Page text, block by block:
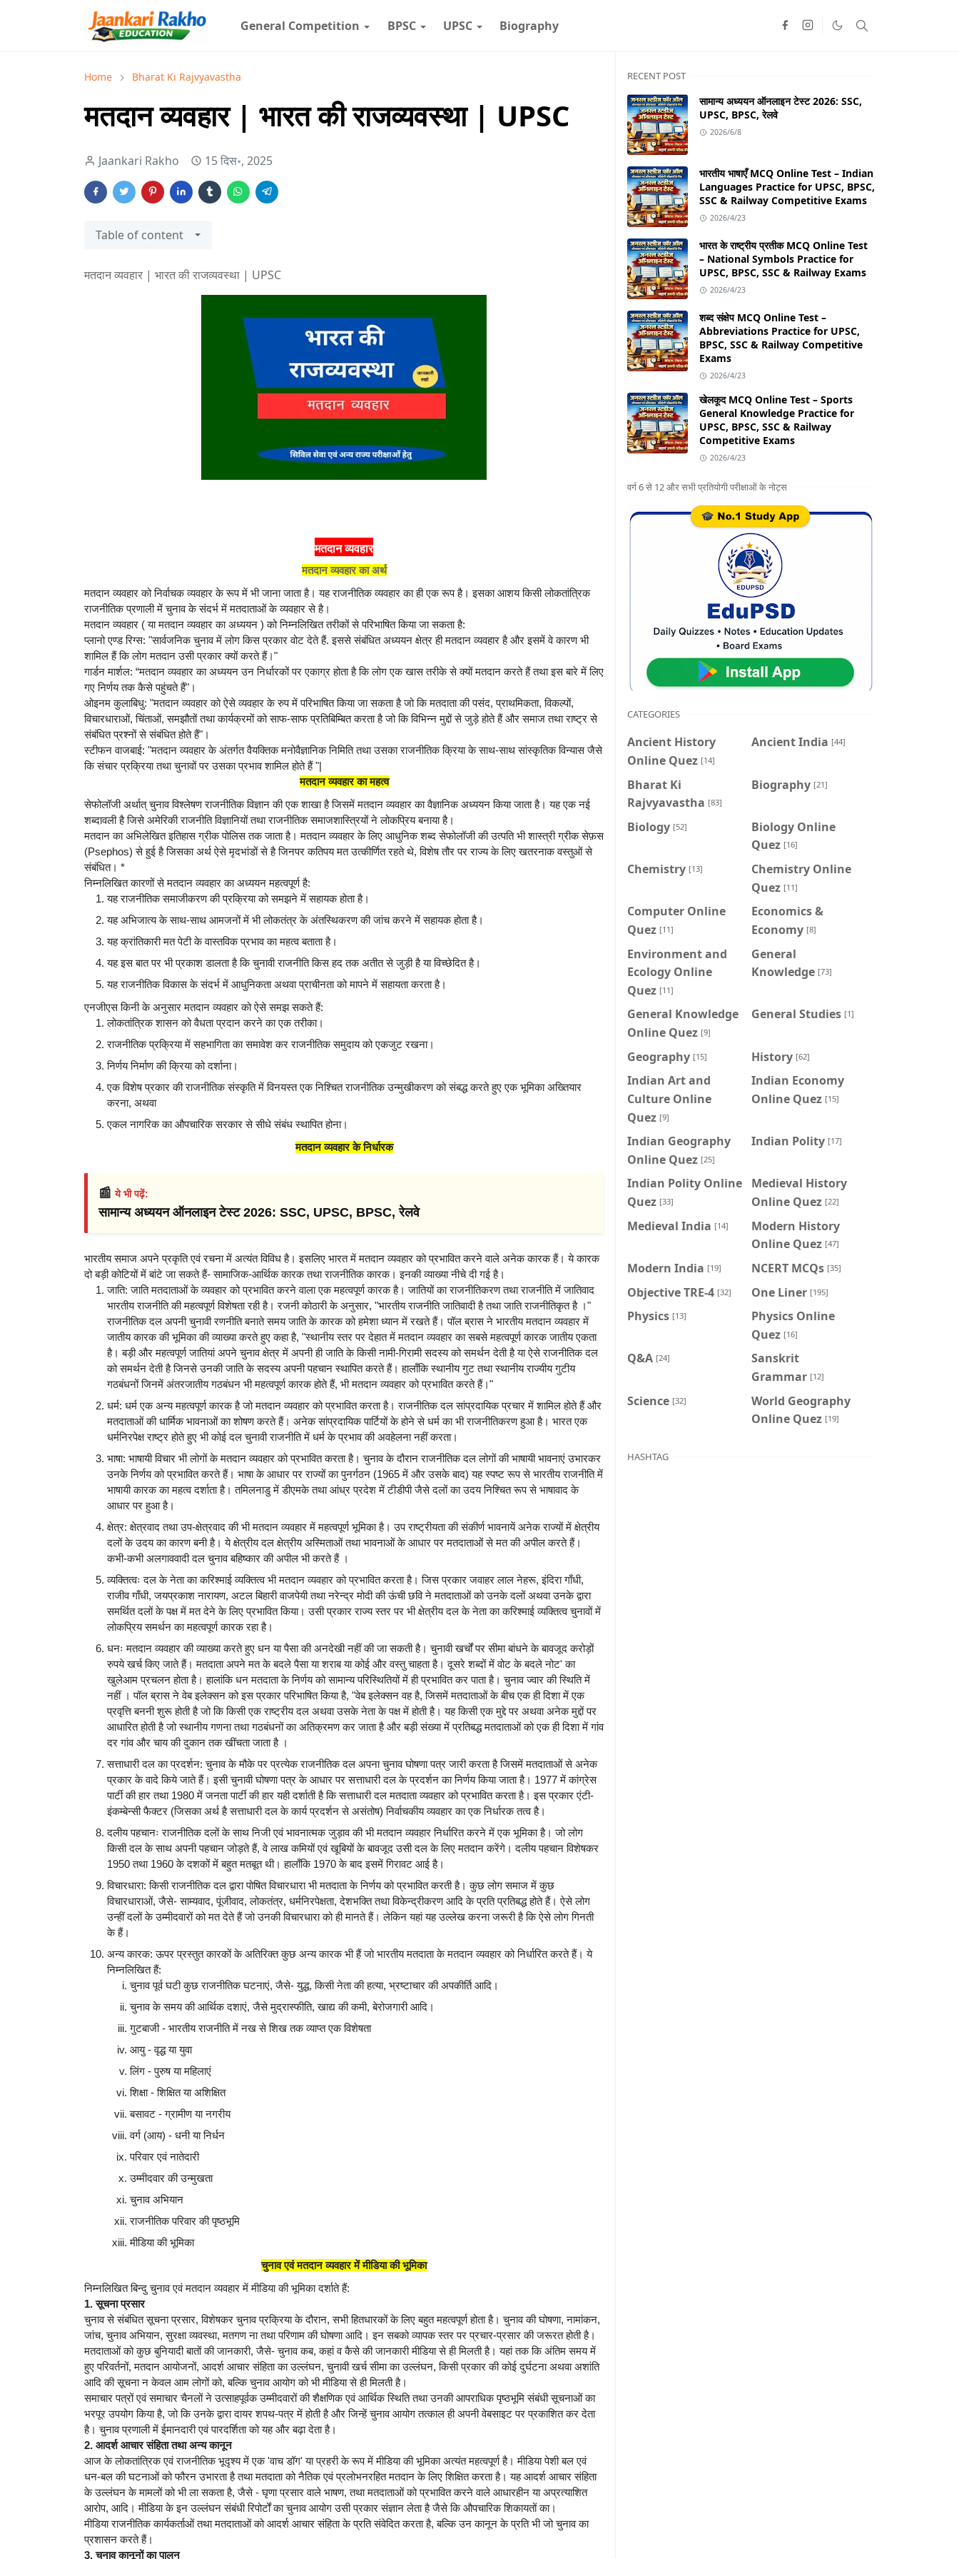
General Competition BPSC UPSC Biography
Home Bharat Ki Rajvyavastha
मतदान व्यवहार | भारत की राजव्यवस्था | UPSC
Jaankari Rakho 15 दिस॰, 2025
Table of content
मतदान व्यवहार | भारत की राजव्यवस्था | UPSC
मतदान व्यवहार
मतदान व्यवहार का अर्थ
मतदान व्यवहार को निर्वाचक व्यवहार के रूप में भी जाना जाता है। यह राजनीतिक व्यवहार का ही एक रूप है। इसका आशय किसी लोकतांत्रिक
राजनीतिक प्रणाली में चुनाव के संदर्भ में मतदाताओं के व्यवहार से है।
मतदान व्यवहार ( या मतदान व्यवहार का अध्ययन ) को निम्नलिखित तरीकों से परिभाषित किया जा सकता है:
प्लानो एण्ड रिग्स: "सार्वजनिक चुनाव में लोग किस प्रकार वोट देते हैं. इससे संबंधित अध्ययन क्षेत्र ही मतदान व्यवहार है और इसमें वे कारण भी
शामिल हैं कि लोग मतदान उसी प्रकार क्यों करते हैं।"
गार्डन मार्शल: “मतदान व्यवहार का अध्ययन उन निर्धारकों पर एकाग्र होता है कि लोग एक खास तरीके से क्यों मतदान करते हैं तथा इस बारे में लिए
गए निर्णय तक कैसे पहुंचते हैं"।
ओइनम कुलाबिधु: "मतदान व्यवहार को ऐसे व्यवहार के रुप में परिभाषित किया जा सकता है जो कि मतदाता की पसंद, प्राथमिकता, विकल्पों,
विचारधाराओं, चिंताओं, समझौतों तथा कार्यक्रमों को साफ-साफ प्रतिबिम्बित करता है जो कि विभिन्न मुद्दों से जुड़े होते हैं और समाज तथा राष्ट्र से
संबंधित प्रश्नों से संबंधित होते हैं"।
स्टीफन वाजबाई: "मतदान व्यवहार के अंतर्गत वैयक्तिक मनोवैज्ञानिक निमिति तथा उसका राजनीतिक क्रिया के साथ-साथ सांस्कृतिक विन्यास जैसे
कि संचार प्रक्रिया तथा चुनावों पर उसका प्रभाव शामिल होते हैं "|
मतदान व्यवहार का महत्व
सेफोलॉजी अर्थात् चुनाव विश्लेषण राजनीतिक विज्ञान की एक शाखा है जिसमें मतदान व्यवहार का वैज्ञानिक अध्ययन किया जाता है। यह एक नई
शब्दावली है जिसे अमेरिकी राजनीति विज्ञानियों तथा राजनीतिक समाजशास्त्रियों ने लोकप्रिय बनाया है।
मतदान का अभिलेखित इतिहास ग्रीक पोलिस तक जाता है। मतदान व्यवहार के लिए आधुनिक शब्द सेफोलॉजी की उत्पति भी शास्त्री ग्रीक सेफ़स
(Psephos) से हुई है जिसका अर्थ ऐसे मृदभांडों से है जिनपर कतिपय मत उत्कीर्णित रहते थे, विशेष तौर पर राज्य के लिए खतरनाक वस्तुओं से
संबंधित। *
निम्नलिखित कारणों से मतदान व्यवहार का अध्ययन महत्वपूर्ण है:
यह राजनीतिक समाजीकरण की प्रक्रिया को समझने में सहायक होता है।
यह अभिजात्य के साथ-साथ आमजनों में भी लोकतंत्र के अंतस्थिकरण की जांच करने में सहायक होता है।
यह क्रांतिकारी मत पेटी के वास्तविक प्रभाव का महत्व बताता है।
यह इस बात पर भी प्रकाश डालता है कि चुनावी राजनीति किस हद तक अतीत से जुड़ी है या विच्छेदित है।
यह राजनीतिक विकास के संदर्भ में आधुनिकता अथवा प्राचीनता को मापने में सहायता करता है।
एनजीएस किनी के अनुसार मतदान व्यवहार को ऐसे समझ सकते हैं:
लोकतांत्रिक शासन को वैधता प्रदान करने का एक तरीका।
राजनीतिक प्रक्रिया में सहभागिता का समावेश कर राजनीतिक समुदाय को एकजुट रखना।
निर्णय निर्माण की क्रिया को दर्शाना।
एक विशेष प्रकार की राजनीतिक संस्कृति में विनयस्त एक निश्चित राजनीतिक उन्मुखीकरण को संबद्ध करते हुए एक भूमिका अख्तियार
करना, अथवा
एकल नागरिक का औपचारिक सरकार से सीधे संबंध स्थापित होना।
मतदान व्यवहार के निर्धारक
📰ये भी पढ़ें:
सामान्य अध्ययन ऑनलाइन टेस्ट 2026: SSC, UPSC, BPSC, रेलवे
भारतीय समाज अपने प्रकृति एवं रचना में अत्यंत विविध है। इसलिए भारत में मतदान व्यवहार को प्रभावित करने वाले अनेक कारक हैं। ये कारक
दो बड़ी कोटियों में बांटे जा सकते हैं- सामाजिक-आर्थिक कारक तथा राजनीतिक कारक। इनकी व्याख्या नीचे दी गई है।
जाति: जाति मतदाताओं के व्यवहार को प्रभावित करने वाला एक महत्वपूर्ण कारक है। जातियों का राजनीतिकरण तथा राजनीति में जातिवाद
भारतीय राजनीति की महत्वपूर्ण विशेषता रही है। रजनी कोठारी के अनुसार, "भारतीय राजनीति जातिवादी है तथा जाति राजनीतिकृत है ।"
राजनीतिक दल अपनी चुनावी रणनीति बनाते समय जाति के कारक को हमेशा ध्यान में रखते हैं। पॉल ब्रास ने भारतीय मतदान व्यवहार में
जातीय कारक की भूमिका की व्याख्या करते हुए कहा है, "स्थानीय स्तर पर देहात में मतदान व्यवहार का सबसे महत्वपूर्ण कारक जातीय एकता
है। बड़ी और महत्वपूर्ण जातियां अपने चुनाव क्षेत्र में अपनी ही जाति के किसी नामी-गिरामी सदस्य को समर्थन देती है या ऐसे राजनीतिक दल
को समर्थन देती है जिनसे उनकी जाति के सदस्य अपनी पहचान स्थापित करते हैं। हालाँकि स्थानीय गुट तथा स्थानीय राज्यीय गुटीय
गठबंधनों जिनमें अंतरजातीय गठबंधन भी महत्वपूर्ण कारक होते हैं, भी मतदान व्यवहार को प्रभावित करते हैं।"
धर्म: धर्म एक अन्य महत्वपूर्ण कारक है जो मतदान व्यवहार को प्रभावित करता है। राजनीतिक दल सांप्रदायिक प्रचार में शामिल होते हैं और
मतदाताओं की धार्मिक भावनाओं का शोषण करते हैं। अनेक सांप्रदायिक पार्टियों के होने से धर्म का भी राजनीतिकरण हुआ है। भारत एक
धर्मनिरपेक्ष राष्ट्र होते हुए भी कोई दल चुनावी राजनीति में धर्म के प्रभाव की अवहेलना नहीं करता।
भाषा: भाषायी विचार भी लोगों के मतदान व्यवहार को प्रभावित करता है। चुनाव के दौरान राजनीतिक दल लोगों की भाषायी भावनाएं उभारकर
उनके निर्णय को प्रभावित करते हैं। भाषा के आधार पर राज्यों का पुनर्गठन (1965 में और उसके बाद) यह स्पष्ट रूप से भारतीय राजनीति में
भाषायी कारक का महत्व दर्शाता है। तमिलनाडु में डीएमके तथा आंध्र प्रदेश में टीडीपी जैसे दलों का उदय निश्चित रूप से भाषावाद के
आधार पर हुआ है।
क्षेत्र: क्षेत्रवाद तथा उप-क्षेत्रवाद की भी मतदान व्यवहार में महत्वपूर्ण भूमिका है। उप राष्ट्रीयता की संकीर्ण भावनायें अनेक राज्यों में क्षेत्रीय
दलों के उदय का कारण बनी है। ये क्षेत्रीय दल क्षेत्रीय अस्मिताओं तथा भावनाओं के आधार पर मतदाताओं से मत की अपील करते हैं।
कभी-कभी अलगाववादी दल चुनाव बहिष्कार की अपील भी करते हैं ।
व्यक्तित्वः दल के नेता का करिश्माई व्यक्तित्व भी मतदान व्यवहार को प्रभावित करता है। जिस प्रकार जवाहर लाल नेहरू, इंदिरा गाँधी,
राजीव गाँधी, जयप्रकाश नारायण, अटल बिहारी वाजपेयी तथा नरेन्द्र मोदी की ऊंची छवि ने मतदाताओं को उनके दलों अथवा उनके द्वारा
समर्थित दलों के पक्ष में मत देने के लिए प्रभावित किया। उसी प्रकार राज्य स्तर पर भी क्षेत्रीय दल के नेता का करिश्माई व्यक्तित्व चुनावों में
लोकप्रिय समर्थन का महत्वपूर्ण कारक रहा है।
धनः मतदान व्यवहार की व्याख्या करते हुए धन या पैसा की अनदेखी नहीं की जा सकती है। चुनावी खर्चों पर सीमा बांधने के बावजूद करोड़ों
रुपये खर्च किए जाते हैं। मतदाता अपने मत के बदले पैसा या शराब या कोई और वस्तु चाहता है। दूसरे शब्दों में वोट के बदले नोट' का
खुलेआम प्रचलन होता है। हालांकि धन मतदाता के निर्णय को सामान्य परिस्थितियों में ही प्रभावित कर पाता है। चुनाव ज्वार की स्थिति में
नहीं । पॉल ब्रास ने वेब इलेक्सन को इस प्रकार परिभाषित किया है, "वेब इलेक्सन वह है, जिसमें मतदाताओं के बीच एक ही दिशा में एक
प्रवृत्ति बननी शुरू होती है जो कि किसी एक राष्ट्रीय दल अथवा उसके नेता के पक्ष में होती है। यह किसी एक मुद्दे पर अथवा अनेक मुद्दों पर
आधारित होती है जो स्थानीय गणना तथा गठबंधनों का अतिक्रमण कर जाता है और बड़ी संख्या में प्रतिबद्ध मतदाताओं को एक ही दिशा में गांव
दर गांव और चाय की दुकान तक खींचता जाता है ।
सत्ताधारी दल का प्रदर्शन: चुनाव के मौके पर प्रत्येक राजनीतिक दल अपना चुनाव घोषणा पत्र जारी करता है जिसमें मतदाताओं से अनेक
प्रकार के वादे किये जाते हैं। इसी चुनावी घोषणा पत्र के आधार पर सत्ताधारी दल के प्रदर्शन का निर्णय किया जाता है। 1977 में कांग्रेस
पार्टी की हार तथा 1980 में जनता पार्टी की हार यही दर्शाती है कि सत्ताधारी दल मतदाता व्यवहार को प्रभावित करता है। इस प्रकार एंटी-
इंकम्बेन्सी फैक्टर (जिसका अर्थ है सत्ताधारी दल के कार्य प्रदर्शन से असंतोष) निर्वाचकीय व्यवहार का एक निर्धारक तत्व है।
दलीय पहचानः राजनीतिक दलों के साथ निजी एवं भावनात्मक जुड़ाव की भी मतदान व्यवहार निर्धारित करने में एक भूमिका है। जो लोग
किसी दल के साथ अपनी पहचान जोड़ते हैं, वे लाख कमियों एवं खूबियों के बावजूद उसी दल के लिए मतदान करेंगे। दलीय पहचान विशेषकर
1950 तथा 1960 के दशकों में बहुत मतबूत थी। हालाँकि 1970 के बाद इसमें गिरावट आई है।
विचारधारा: किसी राजनीतिक दल द्वारा पोषित विचारधारा भी मतदाता के निर्णय को प्रभावित करती है। कुछ लोग समाज में कुछ
विचारधाराओं, जैसे- साम्यवाद, पूंजीवाद, लोकतंत्र, धर्मनिरपेक्षता, देशभक्ति तथा विकेन्द्रीकरण आदि के प्रति प्रतिबद्ध होते हैं। ऐसे लोग
उन्हीं दलों के उम्मीदवारों को मत देते हैं जो उनकी विचारधारा को ही मानते हैं। लेकिन यहां यह उल्लेख करना जरूरी है कि ऐसे लोग गिनती
के हैं।
अन्य कारक: ऊपर प्रस्तुत कारकों के अतिरिक्त कुछ अन्य कारक भी हैं जो भारतीय मतदाता के मतदान व्यवहार को निर्धारित करते हैं। ये
निम्नलिखित हैं:
चुनाव पूर्व घटी कुछ राजनीतिक घटनाएं, जैसे- युद्ध, किसी नेता की हत्या, भ्रष्टाचार की अपकीर्ति आदि।
चुनाव के समय की आर्थिक दशाएं, जैसे मुद्रास्फीति, खाद्य की कमी, बेरोजगारी आदि।
गुटबाजी - भारतीय राजनीति में नख से शिख तक व्याप्त एक विशेषता
आयु - वृद्ध या युवा
लिंग - पुरुष या महिलाएं
शिक्षा - शिक्षित या अशिक्षित
बसावट - ग्रामीण या नगरीय
वर्ग (आय) - धनी या निर्धन
परिवार एवं नातेदारी
उम्मीदवार की उन्मुखता
चुनाव अभियान
राजनीतिक परिवार की पृष्ठभूमि
मीडिया की भूमिका
चुनाव एवं मतदान व्यवहार में मीडिया की भूमिका
निम्नलिखित बिन्दु चुनाव एवं मतदान व्यवहार में मीडिया की भूमिका दर्शाते हैं:
1. सूचना प्रसार
चुनाव से संबंधित सूचना प्रसार, विशेषकर चुनाव प्रक्रिया के दौरान, सभी हितधारकों के लिए बहुत महत्वपूर्ण होता है। चुनाव की घोषणा, नामांकन,
जांच, चुनाव अभियान, सुरक्षा व्यवस्था, मतगण ना तथा परिणाम की घोषणा आदि। इन सबको व्यापक स्तर पर प्रचार-प्रसार की जरूरत होती है।
मतदाताओं को कुछ बुनियादी बातों की जानकारी, जैसे- चुनाव कब, कहां व कैसे की जानकारी मीडिया से ही मिलती है। यहां तक कि अंतिम समय में
हुए परिवर्तनों, मतदान आयोजनों, आदर्श आचार संहिता का उल्लंघन, चुनावी खर्च सीमा का उल्लंघन, किसी प्रकार की कोई दुर्घटना अथवा अशांति
आदि की सूचना न केवल आम लोगों को, बल्कि चुनाव आयोग को भी मीडिया से ही मिलती है।
समाचार पत्रों एवं समाचार चैनलों ने उत्साहपूर्वक उम्मीदवारों की शैक्षणिक एवं आर्थिक स्थिति तथा उनकी आपराधिक पृष्ठभूमि संबंधी सूचनाओं का
भरपूर उपयोग किया है, जो कि उनके द्वारा दायर शपथ-पत्र में होती है और जिन्हें चुनाव आयोग तत्काल ही अपनी वेबसाइट पर प्रकाशित कर देता
है। चुनाव प्रणाली में ईमानदारी एवं पारदर्शिता को यह और बढ़ा देता है।
2. आदर्श आचार संहिता तथा अन्य कानून
आज के लोकतांत्रिक एवं राजनीतिक भूदृश्य में एक 'वाच डॉग' या प्रहरी के रूप में मीडिया की भूमिका अत्यंत महत्वपूर्ण है। मीडिया पेशी बल एवं
धन-बल की घटनाओं को फौरन उभारता है तथा मतदाता को नैतिक एवं प्रलोभनरहित मतदान के लिए शिक्षित करता है। यह आदर्श आचार संहिता
के उल्लंघन के मामलों को भी ला सकता है, जैसे - घृणा प्रसार वाले भाषण, तथा मतदाताओं को प्रभावित करने वाले आधारहीन या अप्रत्याशित
आरोप, आदि। मीडिया के इन उल्लंघन संबंधी रिपोर्टों का चुनाव आयोग उसी प्रकार संज्ञान लेता है जैसे कि औपचारिक शिकायतों का।
मीडिया राजनीतिक कार्यकर्ताओं तथा मतदाताओं को आदर्श आचार संहिता के प्रति संवेदित करता है, बल्कि उन कानून के प्रति भी जो चुनाव का
प्रशासन करते हैं।
3. चुनाव कानूनों का पालन
RECENT POST
सामान्य अध्ययन ऑनलाइन टेस्ट 2026: SSC,
UPSC, BPSC, रेलवे
2026/6/8
भारतीय भाषाएँ MCQ Online Test – Indian
Languages Practice for UPSC, BPSC,
SSC & Railway Competitive Exams
2026/4/23
भारत के राष्ट्रीय प्रतीक MCQ Online Test
– National Symbols Practice for
UPSC, BPSC, SSC & Railway Exams
2026/4/23
शब्द संक्षेप MCQ Online Test –
Abbreviations Practice for UPSC,
BPSC, SSC & Railway Competitive
Exams
2026/4/23
खेलकूद MCQ Online Test – Sports
General Knowledge Practice for
UPSC, BPSC, SSC & Railway
Competitive Exams
2026/4/23
वर्ग 6 से 12 और सभी प्रतियोगी परीक्षाओं के नोट्स
CATEGORIES
Ancient History
Online Quez [14]
Ancient India [44]
Bharat Ki
Rajvyavastha [83]
Biography [21]
Biology [52]
Biology Online
Quez [16]
Chemistry [13]
Chemistry Online
Quez [11]
Computer Online
Quez [11]
Economics &
Economy [8]
Environment and
Ecology Online
Quez [11]
General
Knowledge [73]
General Knowledge
Online Quez [9]
General Studies [1]
Geography [15] History [62]
Indian Art and
Culture Online
Quez [9]
Indian Economy
Online Quez [15]
Indian Geography
Online Quez [25]
Indian Polity [17]
Indian Polity Online
Quez [33]
Medieval History
Online Quez [22]
Medieval India [14]
Modern History
Online Quez [47]
Modern India [19] NCERT MCQs [35]
Objective TRE-4 [32] One Liner [195]
Physics [13]
Physics Online
Quez [16]
Q&A [24]
Sanskrit
Grammar [12]
Science [32]
World Geography
Online Quez [19]
HASHTAG